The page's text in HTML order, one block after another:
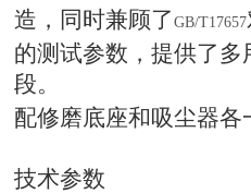
造，同时兼顾了GB/T17657
的测试参数，提供了
段。
配修磨底座和吸尘器各
技术参数